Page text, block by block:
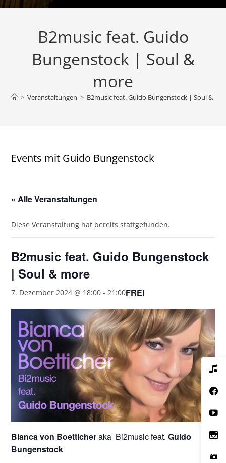
B2music feat. Guido
Bungenstock | Soul &
more
> Veranstaltungen > B2music feat. Guido Bungenstock | Soul &
Events mit Guido Bungenstock
« Alle Veranstaltungen
Diese Veranstaltung hat bereits stattgefunden.
B2music feat. Guido Bungenstock
| Soul & more
7. Dezember 2024 @ 18:00 -21:00FREI
Bianca von Boetticheraka Bi2music feat.Guido
Bungenstock